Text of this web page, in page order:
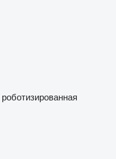
роботизированная